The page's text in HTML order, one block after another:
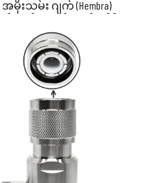
မိုးသမ်း ဂျက် (Hembra)